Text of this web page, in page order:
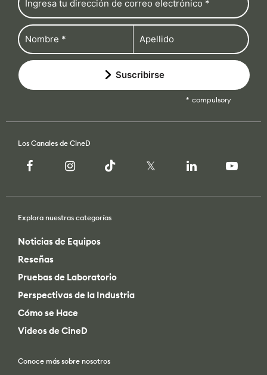
Suscribirse
compulsory
Los Canales de CineD
Explora nuestras categorías
Noticias de Equipos
Reseñas
Pruebas de Laboratorio
Perspectivas de la Industria
Cómo se Hace
Videos de CineD
Conoce más sobre nosotros